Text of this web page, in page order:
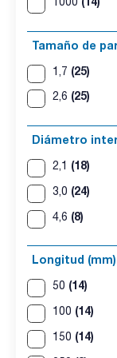
Tamaño de
1,7 (25)
2,6 (25)
Diámetro
2,1 (18)
3,0 (24)
4,6 (8)
Longitud (mm)
50 (14)
100 (14)
150 (14)